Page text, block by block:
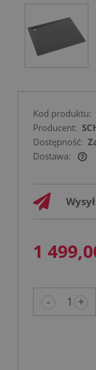
Kod produktu:
Producent:
Dostępność:
Dostawa:
Cena nie
1
- +